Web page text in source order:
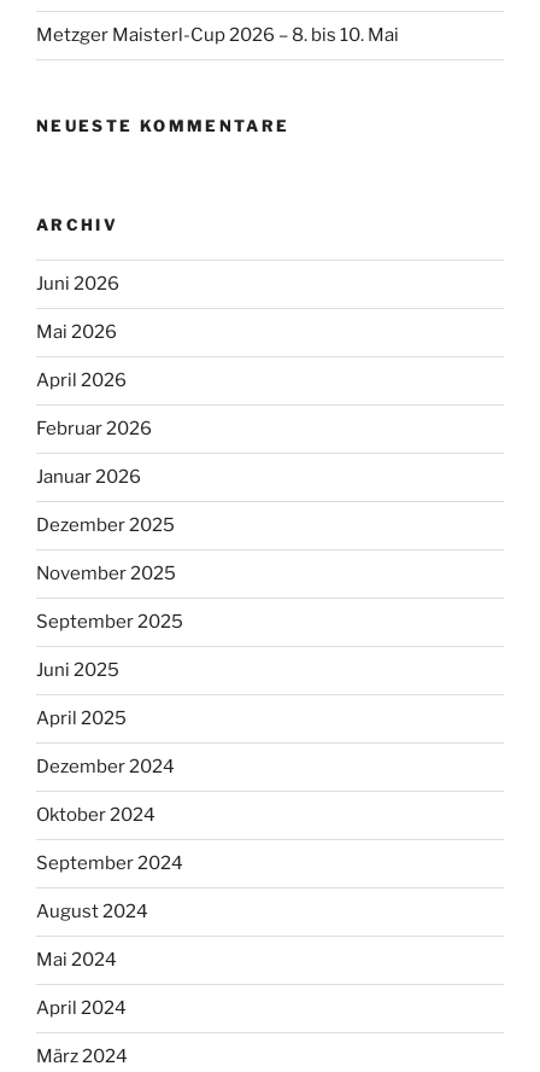
Metzger Maisterl-Cup 2026 – 8. bis 10. Mai
NEUESTE KOMMENTARE
ARCHIV
Juni 2026
Mai 2026
April 2026
Februar 2026
Januar 2026
Dezember 2025
November 2025
September 2025
Juni 2025
April 2025
Dezember 2024
Oktober 2024
September 2024
August 2024
Mai 2024
April 2024
März 2024